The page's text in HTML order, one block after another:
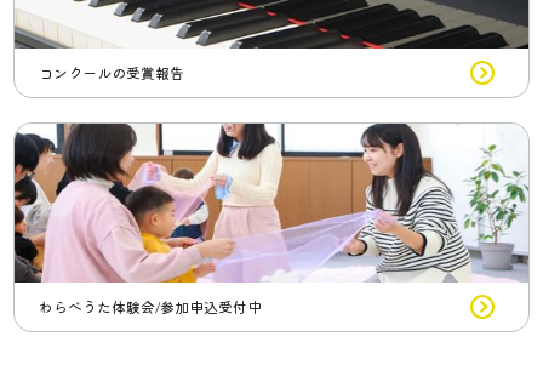
コンクールの受賞報告
わらべうた体験会/参加申込受付中